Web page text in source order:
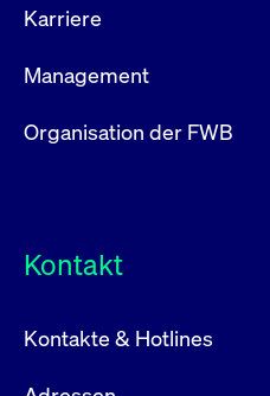
Karriere
Management
Organisation der FWB
Kontakt
Kontakte & Hotlines